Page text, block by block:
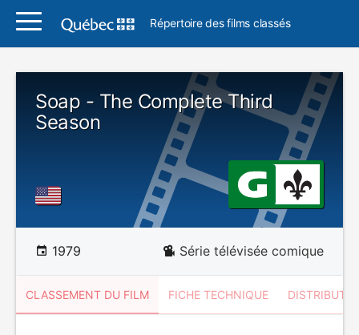
Répertoire des films classés
Soap - The Complete Third
Season
1979 Série télévisée comique
CLASSEMENT DU FILM FICHE TECHNIQUE